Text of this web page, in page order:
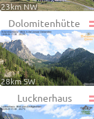
23km NW
Dolomitenhütte
28km SW
Lucknerhaus